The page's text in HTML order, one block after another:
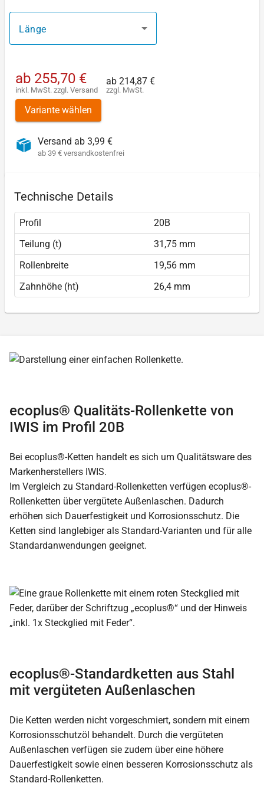
Länge
ab 255,70 €
inkl. MwSt. zzgl. Versand
ab 214,87 €
zzgl. MwSt.
Variante wählen
Versand ab 3,99 €
ab 39 € versandkostenfrei
Technische Details
Profil
20B
Teilung (t)
31,75 mm
Rollenbreite
19,56 mm
Zahnhöhe (ht)
26,4 mm
ecoplus® Qualitäts-Rollenkette von
IWIS im Profil 20B
Bei ecoplus®-Ketten handelt es sich um Qualitätsware des
Markenherstellers IWIS.
Im Vergleich zu Standard-Rollenketten verfügen ecoplus®-
Rollenketten über vergütete Außenlaschen. Dadurch
erhöhen sich Dauerfestigkeit und Korrosionsschutz. Die
Ketten sind langlebiger als Standard-Varianten und für alle
Standardanwendungen geeignet.
ecoplus®-Standardketten aus Stahl
mit vergüteten Außenlaschen
Die Ketten werden nicht vorgeschmiert, sondern mit einem
Korrosionsschutzöl behandelt. Durch die vergüteten
Außenlaschen verfügen sie zudem über eine höhere
Dauerfestigkeit sowie einen besseren Korrosionsschutz als
Standard-Rollenketten.